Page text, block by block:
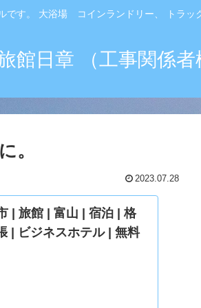
す。 大浴場 コインランドリー、 トラッ
日章 （工事関係者
。
2023.07.28
| 旅館 | 富山 | 宿泊 | 格
| ビジネスホテル | 無料